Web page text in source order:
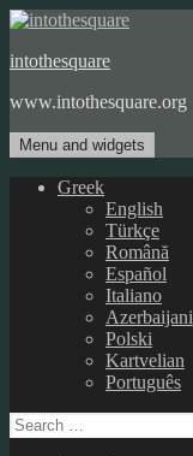
Skip
content
intothesquare
www.intothesquare.org
Menu and widgets
Greek
English
Türkçe
Română
Español
Italiano
Azerbaijani
Polski
Kartvelian
Português
Search
for: